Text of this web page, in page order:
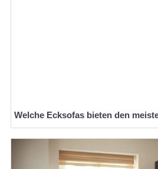
Welche Ecksofas bieten den